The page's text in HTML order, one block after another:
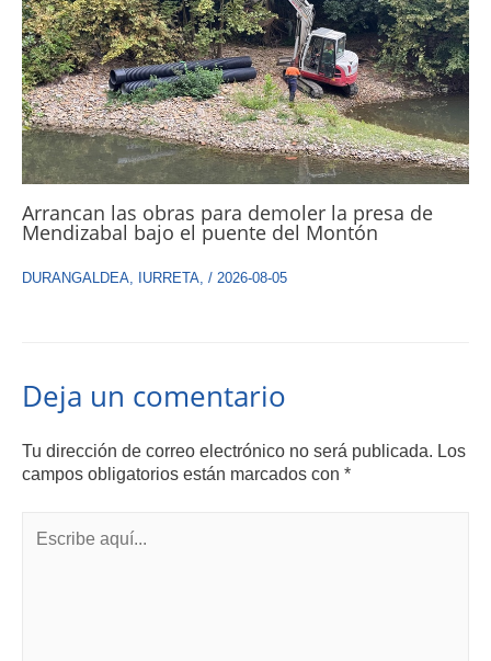
Arrancan las obras para demoler la presa de
Mendizabal bajo el puente del Montón
DURANGALDEA IURRETA / 2026-08-05
Deja un comentario
Tu dirección de correo electrónico no será publicada. Los
campos obligatorios están marcados con *